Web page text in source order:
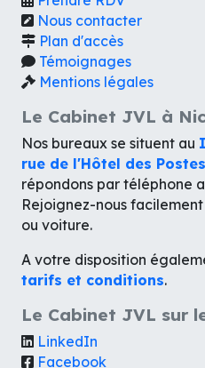
Nous contacter
Plan d'accès
Témoignages
Mentions légales
Le Cabinet JVL à
Nos bureaux se situent au
rue de l'Hôtel des
répondons par téléphone
Rejoignez-nous
ou voiture.
A votre disposition
tarifs et conditions.
Le Cabinet JVL sur
LinkedIn
Facebook